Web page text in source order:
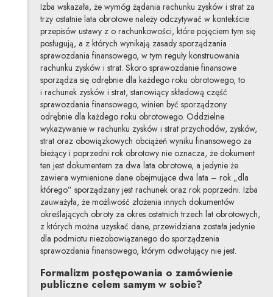
Izba wskazała, że wymóg żądania rachunku zysków i strat za
trzy ostatnie lata obrotowe należy odczytywać w kontekście
przepisów ustawy z o rachunkowości, które pojęciem tym się
posługują, a z których wynikają zasady sporządzania
sprawozdania finansowego, w tym reguły konstruowania
rachunku zysków i strat. Skoro sprawozdanie finansowe
sporządza się odrębnie dla każdego roku obrotowego, to
i rachunek zysków i strat, stanowiący składową część
sprawozdania finansowego, winien być sporządzony
odrębnie dla każdego roku obrotowego. Oddzielne
wykazywanie w rachunku zysków i strat przychodów, zysków,
strat oraz obowiązkowych obciążeń wyniku finansowego za
bieżący i poprzedni rok obrotowy nie oznacza, że dokument
ten jest dokumentem za dwa lata obrotowe, a jedynie że
zawiera wymienione dane obejmujące dwa lata – rok „dla
którego” sporządzany jest rachunek oraz rok poprzedni. Izba
zauważyła, że możliwość złożenia innych dokumentów
określających obroty za okres ostatnich trzech lat obrotowych,
z których można uzyskać dane, przewidziana została jedynie
dla podmiotu niezobowiązanego do sporządzenia
sprawozdania finansowego, którym odwołujący nie jest.
Formalizm postępowania o zamówienie
publiczne celem samym w sobie?